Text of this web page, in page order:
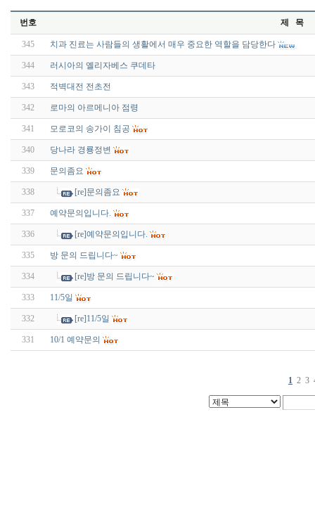
번호 제 목
345 치과 진료는 사람들의 생활에서 매우 중요한 역할을 담당한다
344 러시아의 옐리자베스 쿠데타
343 적벽대전 전초전
342 로마의 아르메니아 점령
341 모로코의 송가이 침공
340 당나라 경룡정변
339 문의좀요
338 [re]문의좀요
337 예약문의입니다.
336 [re]예약문의입니다.
335 방 문의 드립니다~
334 [re]방 문의 드립니다~
333 11/5일
332 [re]11/5일
331 10/1 예약문의
1 2 3